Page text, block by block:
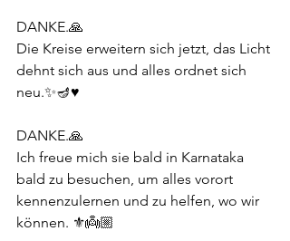
DANKE.🙏
Die Kreise erweitern sich jetzt, das Licht
dehnt sich aus und alles ordnet sich
neu.✨️🪔♥️
DANKE.🙏
Ich freue mich sie bald in Karnataka
bald zu besuchen, um alles vorort
kennenzulernen und zu helfen, wo wir
können. ⚜️👼🏼